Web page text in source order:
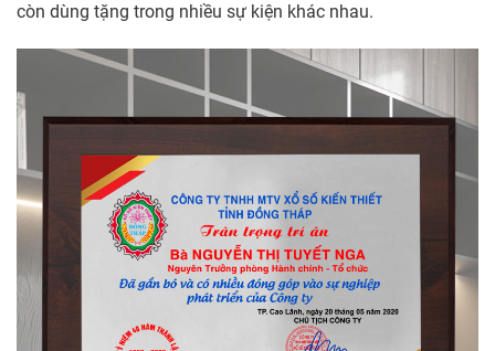
còn dùng tặng trong nhiều sự kiện khác nhau.